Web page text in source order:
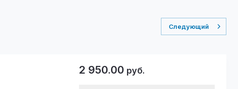
Следующий
2 950.00 руб.